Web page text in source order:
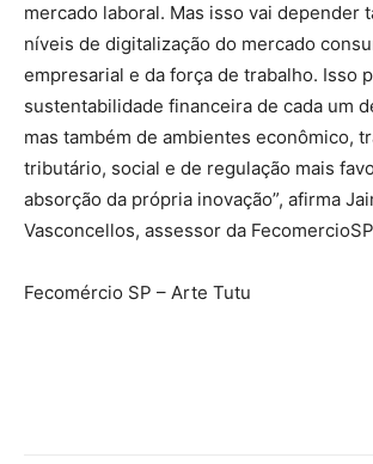
mercado laboral. Mas isso vai depender
níveis de digitalização do mercado
empresarial e da força de trabalho. Isso
sustentabilidade financeira de cada um
mas também de ambientes econômico,
tributário, social e de regulação mais
absorção da própria inovação”, afirma
Vasconcellos, assessor da
Fecomércio SP – Arte Tutu